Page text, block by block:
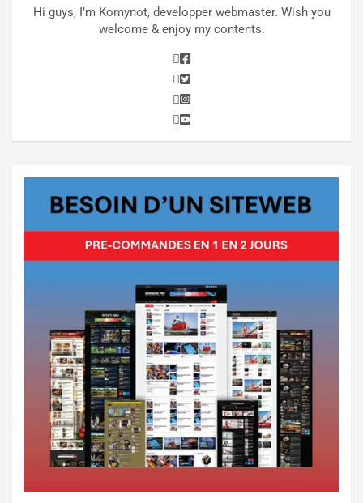
Hi guys, I’m Komynot, developper webmaster. Wish you
welcome & enjoy my contents.